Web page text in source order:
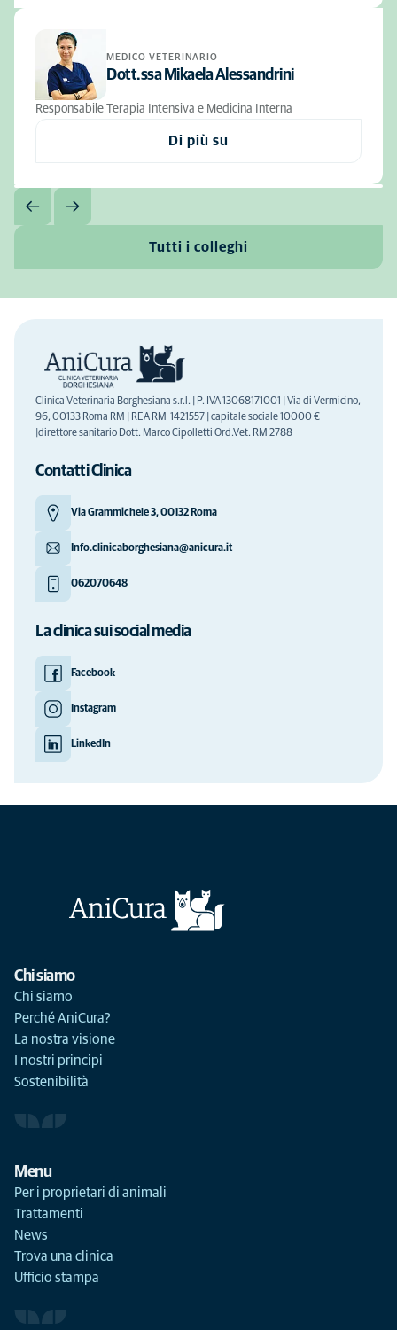
MEDICO VETERINARIO
Dott.ssa Mikaela Alessandrini
Responsabile Terapia Intensiva e Medicina Interna
Di più su
Tutti i colleghi
Clinica Veterinaria Borghesiana s.r.l. | P. IVA 13068171001 | Via di Vermicino,
96, 00133 Roma RM | REA RM-1421557 | capitale sociale 10000 €
|direttore sanitario Dott. Marco Cipolletti Ord.Vet. RM 2788
Contatti Clinica
Via Grammichele 3, 00132 Roma
Info.clinicaborghesiana@anicura.it
062070648
La clinica sui social media
Facebook
Instagram
LinkedIn
Chi siamo
Chi siamo
Perché AniCura?
La nostra visione
I nostri principi
Sostenibilità
Menu
Per i proprietari di animali
Trattamenti
News
Trova una clinica
Ufficio stampa